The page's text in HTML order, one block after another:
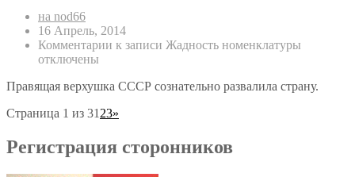
на nod66
16 Апрель, 2014
Комментарии к записи Жадность номенклатуры
отключены
Правящая верхушка СССР сознательно развалила страну.
Страница 1 из 3123»
Регистрация сторонников